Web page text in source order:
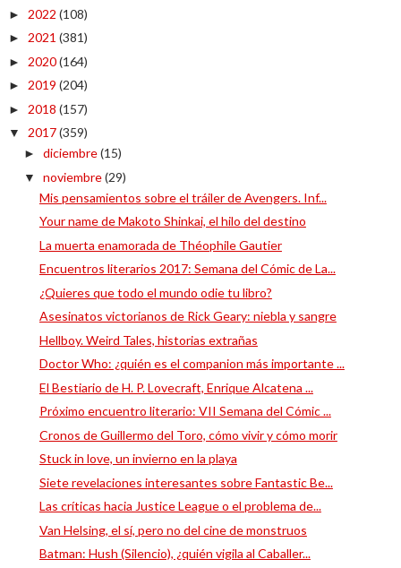
► 2022 (108)
► 2021 (381)
► 2020(164)
► 2019 (204)
► 2018 (157)
▼ 2017(359)
► diciembre(15)
▼ noviembre(29)
Mis pensamientos sobre el tráiler de Avengers. Inf...
Your name de Makoto Shinkai, el hilo del destino
La muerta enamorada de Théophile Gautier
Encuentros literarios 2017: Semana del Cómic de La...
¿Quieres que todo el mundo odie tu libro?
Asesinatos victorianos de Rick Geary: niebla y sangre
Hellboy. Weird Tales, historias extrañas
Doctor Who: ¿quién es el companion más importante ...
El Bestiario de H. P. Lovecraft, Enrique Alcatena ...
Próximo encuentro literario: VII Semana del Cómic ...
Cronos de Guillermo del Toro, cómo vivir y cómo morir
Stuck in love, un invierno en la playa
Siete revelaciones interesantes sobre Fantastic Be...
Las críticas hacia Justice League o el problema de...
Van Helsing, el sí, pero no del cine de monstruos
Batman: Hush (Silencio), ¿quién vigila al Caballer...